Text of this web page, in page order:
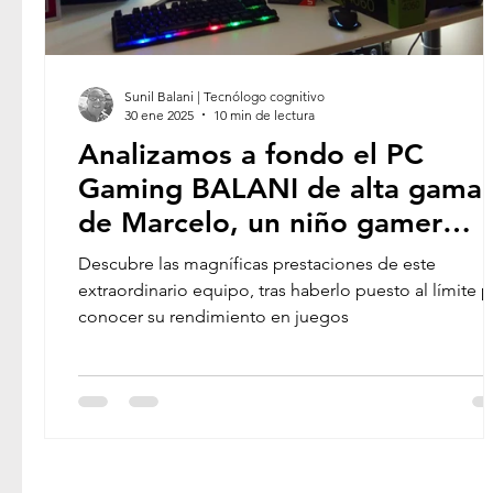
Analizamos a fondo el PC
Gaming BALANI de alta gama
de Marcelo, un niño gamer
entusiasta
Descubre las magníficas prestaciones de este
extraordinario equipo, tras haberlo puesto al límite
conocer su rendimiento en juegos
Sunil Balani | Tecnólogo cognitivo
30 ene 2025
10 min de lectura